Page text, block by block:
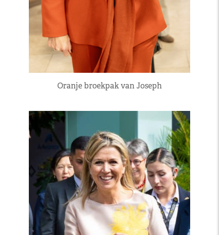
Oranje broekpak van Joseph